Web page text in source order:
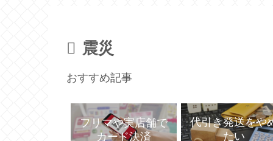
震災
おすすめ記事
フリマや実店舗で
カード決済
代引き発送をや
たい